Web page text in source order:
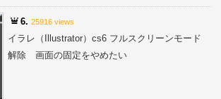
6.25916 views
イラレ（Illustrator）cs6 フルスクリーンモード
解除 画面の固定をやめたい